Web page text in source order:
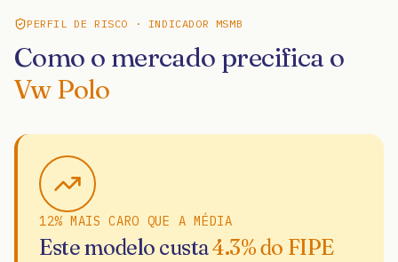
PERFIL DE RISCO · INDICADOR MSMB
Como o mercado precifica o
Vw Polo
12% MAIS CARO QUE A MÉDIA
Este modelo custa4.3% do FIPE